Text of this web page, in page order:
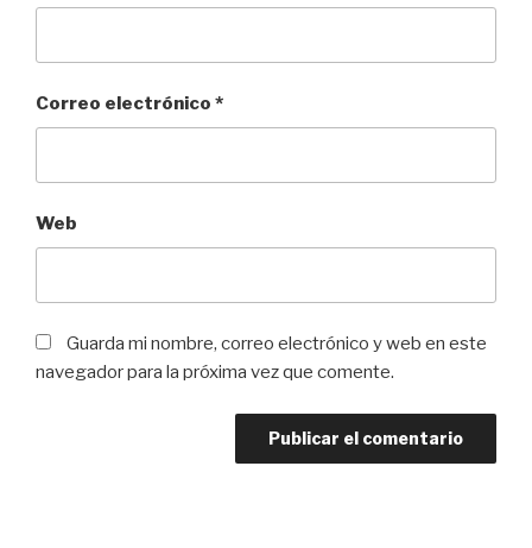
Correo electrónico *
Web
Guarda mi nombre, correo electrónico y web en este
navegador para la próxima vez que comente.